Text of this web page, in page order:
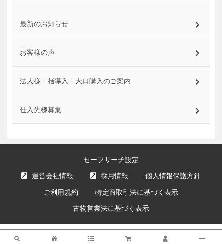
最新のお知らせ
お客様の声
法人様一括導入・大口購入のご案内
仕入先様募集
セーフサーチ設定
運営会社情報 採用情報 個人情報保護方針
ご利用規約 特定商取引法に基づく表示
古物営業法に基づく表示
複製、無断転載を禁止します。
検索